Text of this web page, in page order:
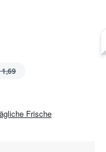
1,69
Frische